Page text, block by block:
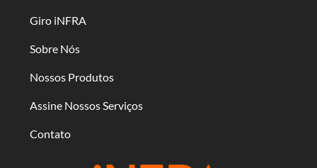
Giro iNFRA
Sobre Nós
Nossos Produtos
Assine Nossos Serviços
Contato